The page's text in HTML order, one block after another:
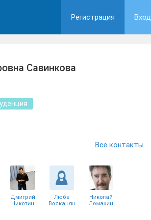
Регистрация Вход
Савинкова
Все контакты
Дмитрий
Никотин
Люба
Восканян
Николай
Ломакин